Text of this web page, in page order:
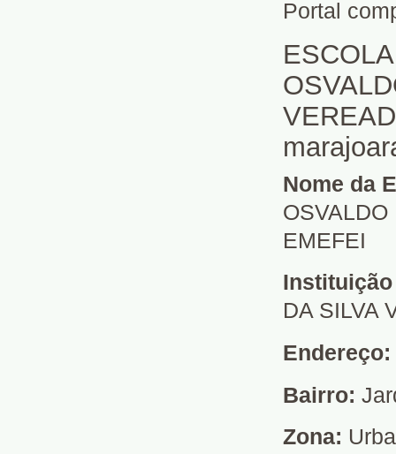
Portal
Nome da
OSVALDO
EMEFEI
DA SILVA
Endereço:
Bairro:
Zona: